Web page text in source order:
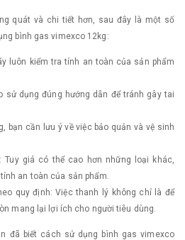
quát và chi tiết hơn, sau đây là một số
bình gas vimexco 12kg:
luôn kiểm tra tính an toàn của sản phẩm
sử dụng đúng hướng dẫn để tránh gây tai
bạn cần lưu ý về việc bảo quản và vệ sinh
Tuy giá có thể cao hơn những loại khác,
an toàn của sản phẩm.
quy định: Việc thanh lý không chỉ là để
mang lại lợi ích cho người tiêu dùng.
đã biết cách sử dụng bình gas vimexco